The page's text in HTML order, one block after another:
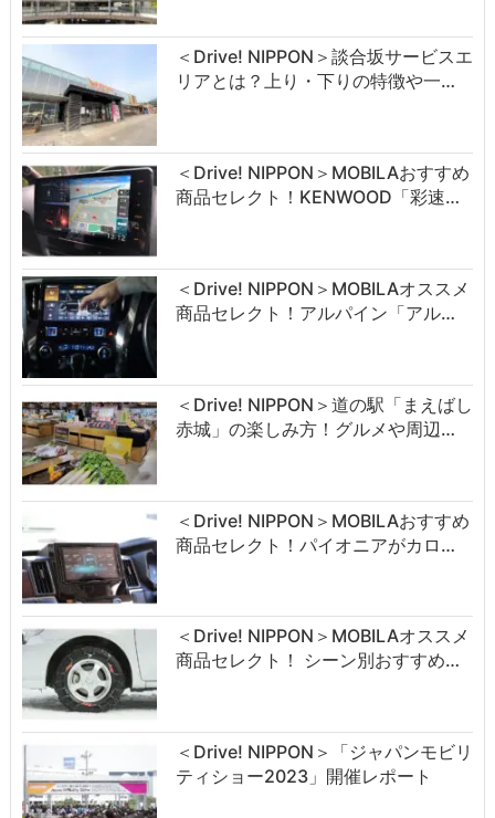
＜Drive! NIPPON＞談合坂サービスエ
リアとは？上り・下りの特徴や一…
＜Drive! NIPPON＞MOBILAおすすめ
商品セレクト！KENWOOD「彩速…
＜Drive! NIPPON＞MOBILAオススメ
商品セレクト！アルパイン「アル…
＜Drive! NIPPON＞道の駅「まえばし
赤城」の楽しみ方！グルメや周辺…
＜Drive! NIPPON＞MOBILAおすすめ
商品セレクト！パイオニアがカロ…
＜Drive! NIPPON＞MOBILAオススメ
商品セレクト！ シーン別おすすめ…
＜Drive! NIPPON＞「ジャパンモビリ
ティショー2023」開催レポート